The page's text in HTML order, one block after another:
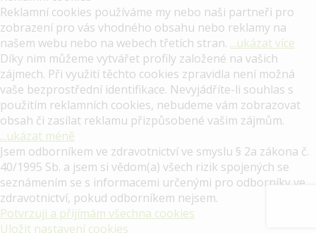
Reklamní cookies používáme my nebo naši partneři pro
zobrazení pro vás vhodného obsahu nebo reklamy na
našem webu nebo na webech třetích stran. ...ukázat více
Díky nim můžeme vytvářet profily založené na vašich
zájmech. Při využití těchto cookies zpravidla není možná
vaše bezprostřední identifikace. Nevyjádříte-li souhlas s
použitím reklamních cookies, nebudeme vám zobrazovat
obsah či zasílat reklamu přizpůsobené vašim zájmům.
...ukázat méně
Jsem odborníkem ve zdravotnictví ve smyslu § 2a zákona č.
40/1995 Sb. a jsem si vědom(a) všech rizik spojených se
seznámením se s informacemi určenými pro odborníky ve
zdravotnictví, pokud odborníkem nejsem.
Potvrzuji a přijímám všechna cookies
Uložit nastavení cookies